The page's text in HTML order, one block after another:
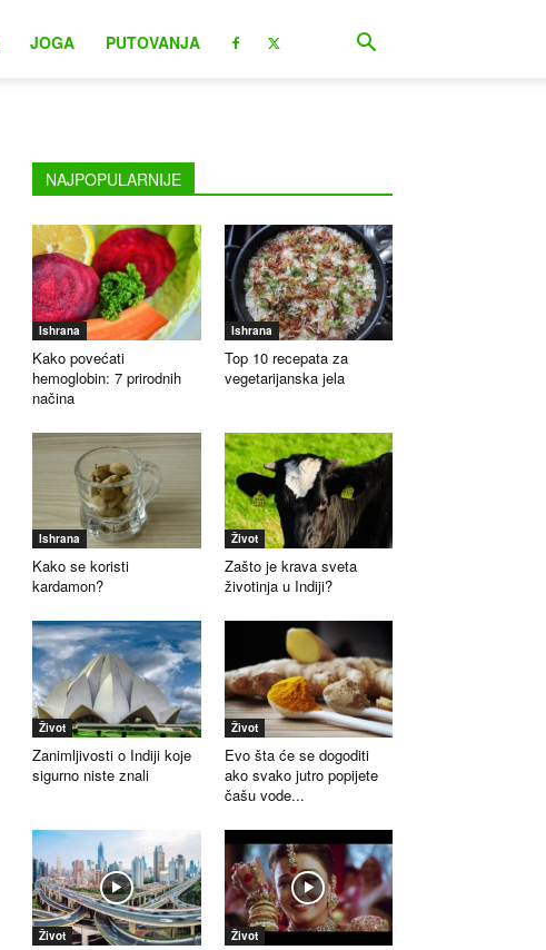
JOGA PUTOVANJA
NAJPOPULARNIJE
Ishrana
Kako povećati
hemoglobin: 7 prirodnih
načina
Ishrana
Top 10 recepata za
vegetarijanska jela
Ishrana
Kako se koristi
kardamon?
Život
Zašto je krava sveta
životinja u Indiji?
Život
Zanimljivosti o Indiji koje
sigurno niste znali
Život
Evo šta će se dogoditi
ako svako jutro popijete
čašu vode...
Život Život